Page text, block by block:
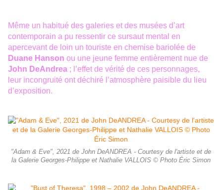
Même un habitué des galeries et des musées dʼart
contemporain a pu ressentir ce sursaut mental en
apercevant de loin un touriste en chemise bariolée de
Duane Hanson ou une jeune femme entièrement nue de
John DeAndrea ; l ʼeffet de vérité de ces personnages,
leur incongruité ont déchiré l ʼatmosphère paisible du lieu
dʼexposition.
"Adam & Eve", 2021 de John DeANDREA - Courtesy de l'artiste et de
la Galerie Georges-Philippe et Nathalie VALLOIS © Photo Éric Simon